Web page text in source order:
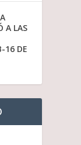
A LAS
16 DE